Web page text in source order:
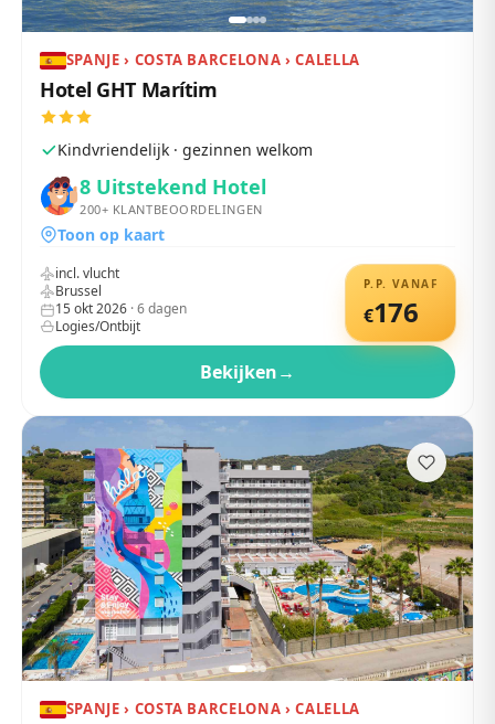
SPANJE › COSTA BARCELONA › CALELLA
Hotel GHT Marítim
Kindvriendelijk · gezinnen welkom
8 Uitstekend Hotel
200+ KLANTBEOORDELINGEN
Toon op kaart
P.P. VANAF
€176
incl. vlucht
Brussel
15 okt 2026 ·6dagen
Logies/Ontbijt
Bekijken→
SPANJE › COSTA BARCELONA › CALELLA